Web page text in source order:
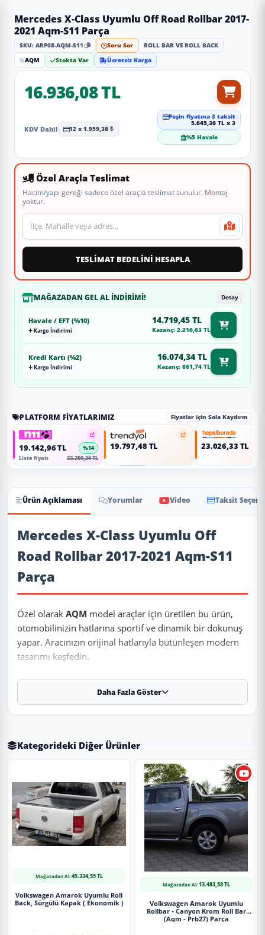
Mercedes X-Class Uyumlu Off Road Rollbar 2017-
2021 Aqm-S11 Parça
SKU: ARP08-AQM-S11 Soru Sor
ROLL BAR VE ROLL BACK
AQM
Stokta Var Ücretsiz Kargo
16.936,08 TL
KDV Dahil 12 x 1.959,38 ₺
Peşin fiyatına 3 taksit
5.645,36 TL x 3
%5 Havale
Özel Araçla Teslimat
Hacim/yapı gereği sadece özel araçla teslimat sunulur. Montaj
yoktur.
Teslimat veya montaj adresi
TESLİMAT BEDELİNİ HESAPLA
MAĞAZADAN GEL AL İNDIRIMI! Detay
Havale / EFT (%10)
Kargo İndirimi
14.719,45 TL
Kazanç: 2.216,63 TL
Kredi Kartı (%2)
Kargo İndirimi
16.074,34 TL
Kazanç: 861,74 TL
PLATFORM FIYATLARIMIZ Fiyatlar için Sola Kaydırın
19.142,96 TL
%14
Liste fiyatı
22.259,26 TL
19.797,48 TL 23.026,33 TL
Ürün Açıklaması Yorumlar Video Taksit
Ürün Açıklaması
Mercedes X-Class Uyumlu Off
Road Rollbar 2017-2021 Aqm-S11
Parça
Özel olarak AQM model araçlar için üretilen bu ürün,
otomobilinizin hatlarına sportif ve dinamik bir dokunuş
yapar. Aracınızın orijinal hatlarıyla bütünleşen modern
tasarımı keşfedin.
✨ Ürün Özellikleri ve Avantajları
✔ Uyumlu Yıllar:2017 - 2018 - 2019 - 2020 - 2021
⚠️ Aracınızın modeli 2017 (ve altı) veya 2021 (ve üstü) ise, kasa
Uygulama
Aracınızın ölçülerine uygundur. Montaj işlemi el
Paket İçeriği
Mercedes X-Class Uyumlu Off Road Rollbar 2017-2021 Aqm-S11
Daha Fazla Göster
Kategorideki Diğer Ürünler
Mağazadan Al:45.334,55 TL
Volkswagen Amarok Uyumlu Roll
Back, Sürgülü Kapak ( Ekonomik )
Mağazadan Al:13.483,58 TL
Volkswagen Amarok Uyumlu
Rollbar - Canyon Krom Roll Bar
(Aqm - Prb27) Parça